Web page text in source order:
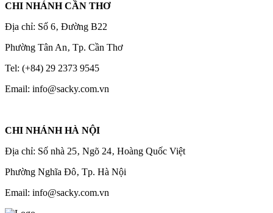
CHI NHÁNH CẦN THƠ
Địa chỉ: Số 6‚ Đường B22
Phường Tân An‚ Tp. Cần Thơ
Tel: (+84) 29 2373 9545
Email: info@sacky.com.vn
CHI NHÁNH HÀ NỘI
Địa chỉ: Số nhà 25‚ Ngõ 24‚ Hoàng Quốc Việt
Phường Nghĩa Đô‚ Tp. Hà Nội
Email: info@sacky.com.vn